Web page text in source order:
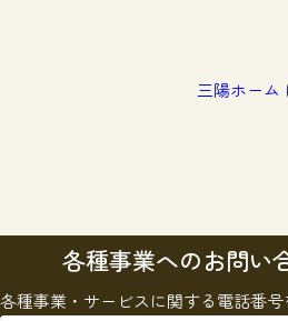
三陽ホーム
各種事業へのお問い
各種事業・サービスに関する電話番号